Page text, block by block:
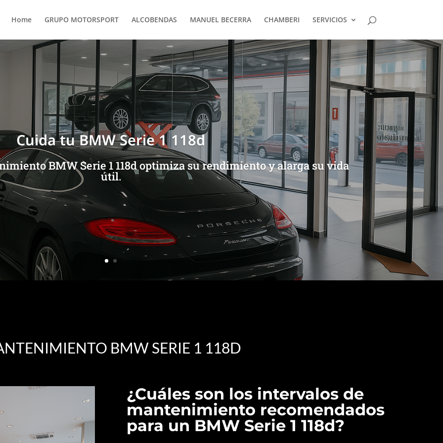
Home GRUPO MOTORSPORT ALCOBENDAS MANUEL BECERRA CHAMBERI SERVICIOS
Cuida tu BMW Serie 1 118d
BMW Serie 1 118d optimiza su rendimiento y alarga su vida
útil.
BMW SERIE 1 118D
¿Cuáles son los intervalos de
mantenimiento recomendados
para un BMW Serie 1 118d?